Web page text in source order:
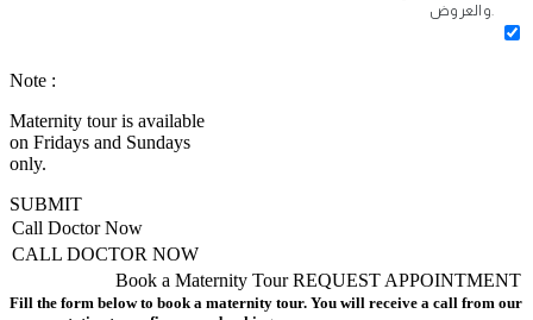
والعروض.
Note :
Maternity tour is available
on Fridays and Sundays
only.
SUBMIT
Call Doctor Now
CALL DOCTOR NOW
REQUEST APPOINTMENT
Book a Maternity Tour
Fill the form below to book a maternity tour. You will receive a call from our